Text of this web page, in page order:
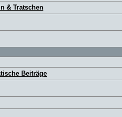
& Tratschen
Beiträge